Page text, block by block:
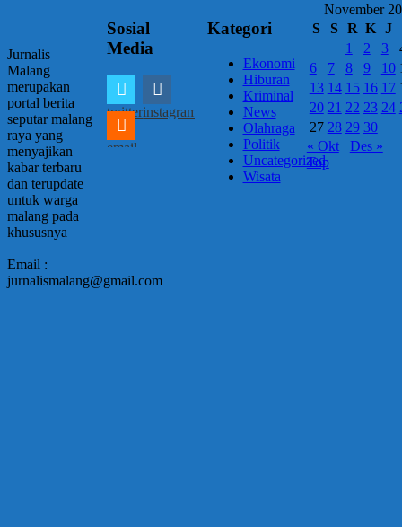
Jurnalis
Malang
merupakan
portal berita
seputar malang
raya yang
menyajikan
kabar terbaru
dan terupdate
untuk warga
malang pada
khususnya
Email :
jurnalismalang@gmail.com
Sosial
Media
twitterinstagram
email
Kategori
Ekonomi
Hiburan
Kriminal
News
Olahraga
Politik
Uncategorized
Wisata
November
S
S R K
J
1
2 3
6
7 8 9 10
13 14 15 16 17
20 21 22 23 24
27 28 29 30
« Okt
Des »
Top